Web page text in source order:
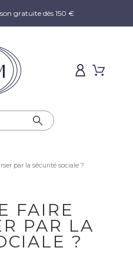
gratuite dès 150 €
par la sécurité sociale ?
FAIRE
PAR LA
?